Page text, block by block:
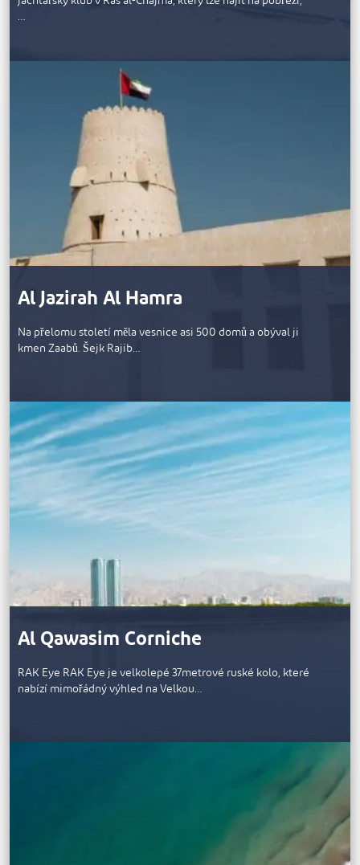
…
Al Jazirah Al Hamra
Na přelomu století měla vesnice asi 500 domů a obýval ji
kmen Zaabů. Šejk Rajib…
Al Qawasim Corniche
RAK Eye RAK Eye je velkolepé 37metrové ruské kolo, které
nabízí mimořádný výhled na Velkou…